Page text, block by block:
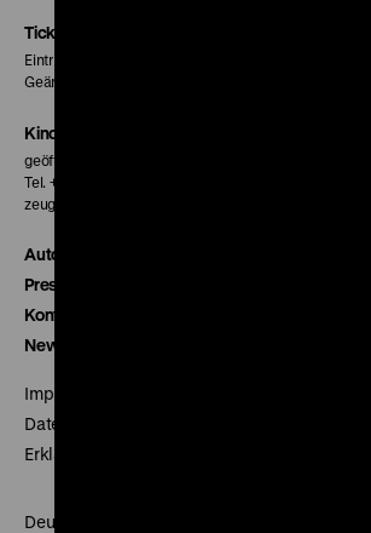
Tickets
Eintritt 5 €
Geänderte Preise sind im Programm vermerkt.
Kinokasse
geöffnet 30 Minuten vor Beginn der ersten Vorstellung
Tel. + 49 30 20304-770
zeughauskino@dhm.de
Autor*innen
Presse
Kontakt
Newsletter
Impressum
Datenschutz
Erklärung digitale Barrierefreiheit
Deutsches Historisches Museum